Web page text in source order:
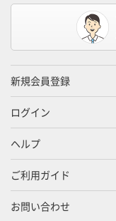
新規会員登録
ログイン
ヘルプ
ご利用ガイド
お問い合わせ